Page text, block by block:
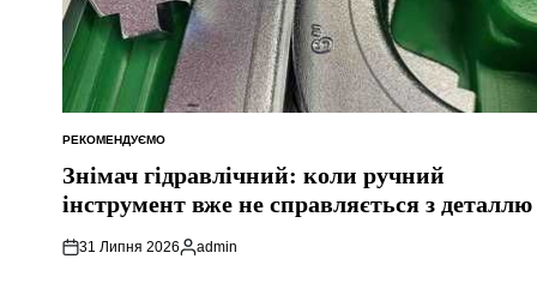
ОПУБЛІКУВАТИ
РЕКОМЕНДУЄМО
Знімач гідравлічний: коли ручний
інструмент вже не справляється з деталлю
31 Липня 2026
Опубліковано
admin